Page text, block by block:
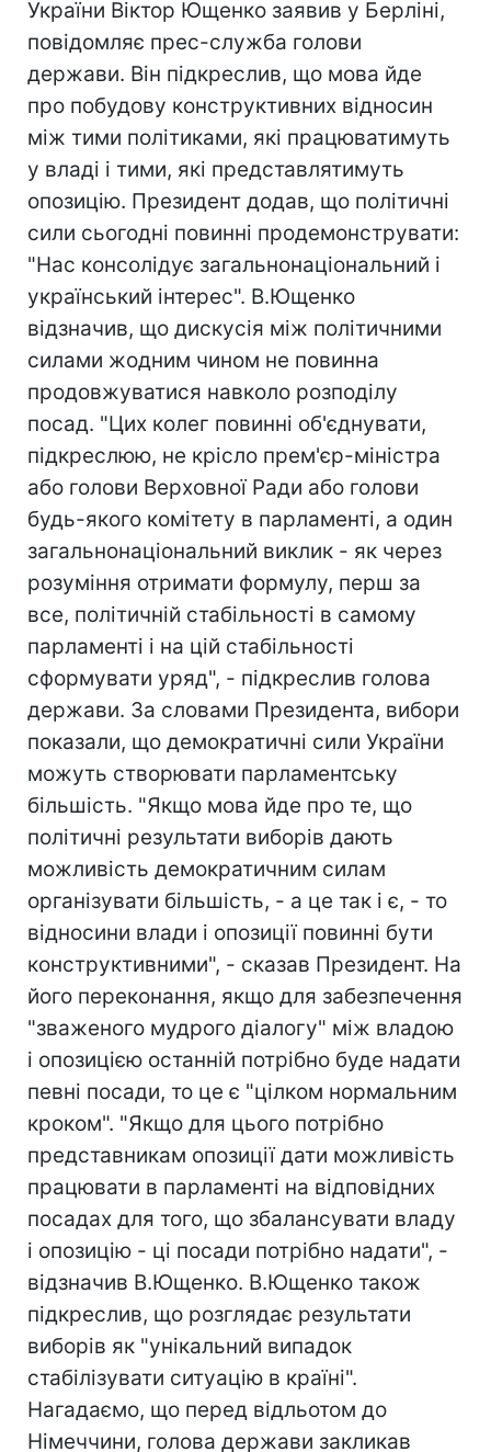
України Віктор Ющенко заявив у Берліні,
повідомляє прес-служба голови
держави. Він підкреслив, що мова йде
про побудову конструктивних відносин
між тими політиками, які працюватимуть
у владі і тими, які представлятимуть
опозицію. Президент додав, що політичні
сили сьогодні повинні продемонструвати:
"Нас консолідує загальнонаціональний і
український інтерес". В.Ющенко
відзначив, що дискусія між політичними
силами жодним чином не повинна
продовжуватися навколо розподілу
посад. "Цих колег повинні об'єднувати,
підкреслюю, не крісло прем'єр-міністра
або голови Верховної Ради або голови
будь-якого комітету в парламенті, а один
загальнонаціональний виклик - як через
розуміння отримати формулу, перш за
все, політичній стабільності в самому
парламенті і на цій стабільності
сформувати уряд", - підкреслив голова
держави. За словами Президента, вибори
показали, що демократичні сили України
можуть створювати парламентську
більшість. "Якщо мова йде про те, що
політичні результати виборів дають
можливість демократичним силам
організувати більшість, - а це так і є, - то
відносини влади і опозиції повинні бути
конструктивними", - сказав Президент. На
його переконання, якщо для забезпечення
"зваженого мудрого діалогу" між владою
і опозицією останній потрібно буде надати
певні посади, то це є "цілком нормальним
кроком". "Якщо для цього потрібно
представникам опозиції дати можливість
працювати в парламенті на відповідних
посадах для того, що збалансувати владу
і опозицію - ці посади потрібно надати", -
відзначив В.Ющенко. В.Ющенко також
підкреслив, що розглядає результати
виборів як "унікальний випадок
стабілізувати ситуацію в країні".
Нагадаємо, що перед відльотом до
Німеччини, голова держави закликав